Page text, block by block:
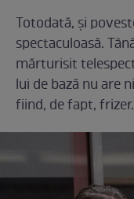
Totodată, și
spectaculoasă.
mărturisit
lui de bază nu are
fiind, de fapt, frizer.